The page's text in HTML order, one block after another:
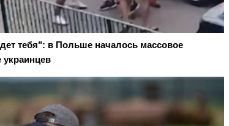
тебя": в Польше началось массовое
украинцев